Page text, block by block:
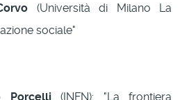
(Università di Milano La
sociale"
Porcelli(INFN): "La frontiera